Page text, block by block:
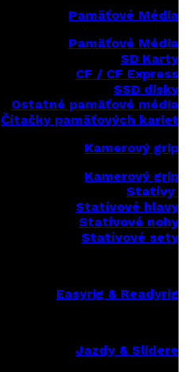
Pamäťové Média
Pamäťové Média
SD Karty
CF / CF Express
SSD disky
Ostatné pamäťové média
Čítačky pamäťových kariet
Kamerový grip
Kamerový grip
Statívy
Statívové hlavy
Statívové nohy
Statívové sety
Easyrig & Readyrig
Jazdy & Slidere